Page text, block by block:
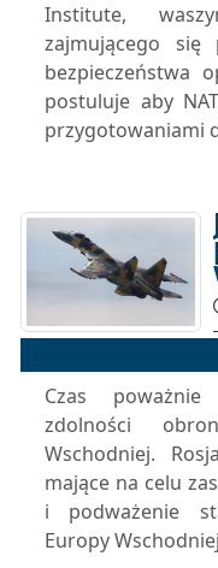
Institute,
zajmującego się
bezpieczeństwa
postuluje aby
przygotowaniami
Czas
zdolności
Wschodniej.
mające na celu
i podważenie
Europy